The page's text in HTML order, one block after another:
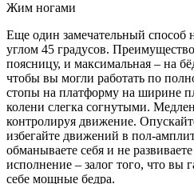
Жим ногами
Еще один замечательный способ
углом 45 градусов.
поясницу, и максимальная – на
чтобы вы могли работать по
стопы на платформу на ширине
колени слегка согнутыми.
контролируя движение.
избегайте движений в пол-
обманываете себя и не
исполнение – залог того, что вы
себе мощные бедра.